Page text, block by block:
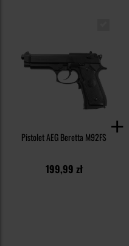
Pistolet AEG Beretta M92FS
199,99 zł